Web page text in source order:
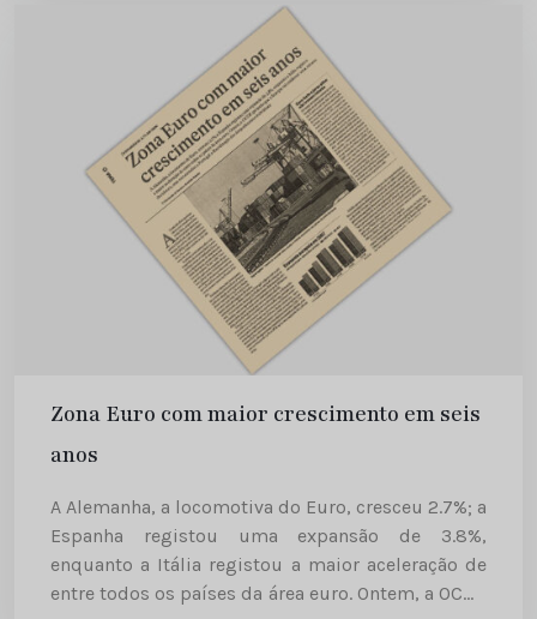
Zona Euro com maior crescimento em seis
anos
A Alemanha, a locomotiva do Euro, cresceu 2.7%; a
Espanha registou uma expansão de 3.8%,
enquanto a Itália registou a maior aceleração de
entre todos os países da área euro. Ontem, a OCDE